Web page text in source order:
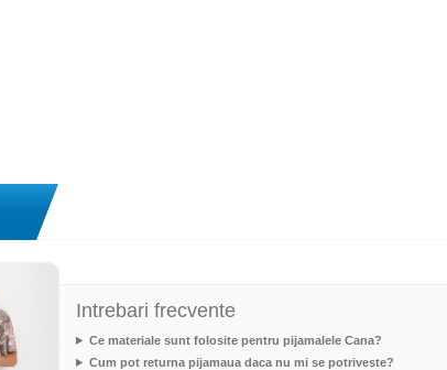
Intrebari frecvente
Ce materiale sunt folosite pentru pijamalele Cana?
Cum pot returna pijamaua daca nu mi se potriveste?